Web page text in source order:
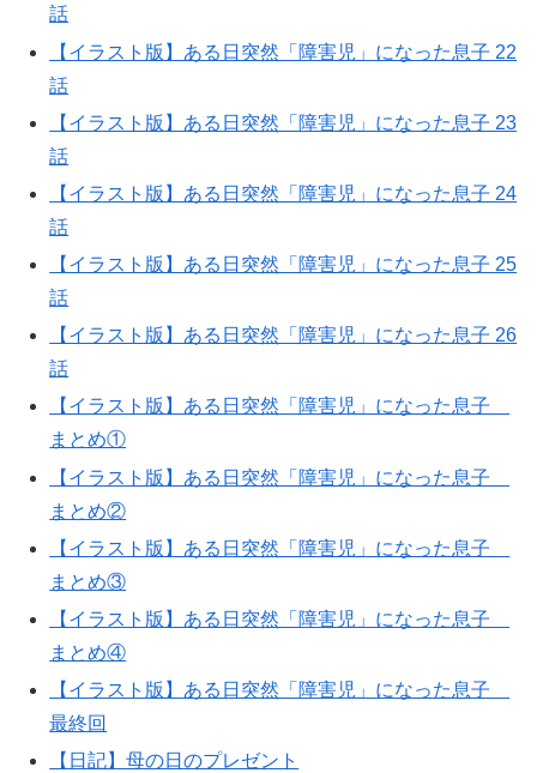
話
【イラスト版】ある日突然「障害児」になった息子 22
話
【イラスト版】ある日突然「障害児」になった息子 23
話
【イラスト版】ある日突然「障害児」になった息子 24
話
【イラスト版】ある日突然「障害児」になった息子 25
話
【イラスト版】ある日突然「障害児」になった息子 26
話
【イラスト版】ある日突然「障害児」になった息子
まとめ①
【イラスト版】ある日突然「障害児」になった息子
まとめ②
【イラスト版】ある日突然「障害児」になった息子
まとめ③
【イラスト版】ある日突然「障害児」になった息子
まとめ④
【イラスト版】ある日突然「障害児」になった息子
最終回
【日記】母の日のプレゼント